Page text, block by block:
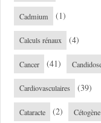
Cadmium (1)
Calculs rénaux (4)
Cancer (41)
Cardiovasculaires (39)
Cataracte (2) Cétogène